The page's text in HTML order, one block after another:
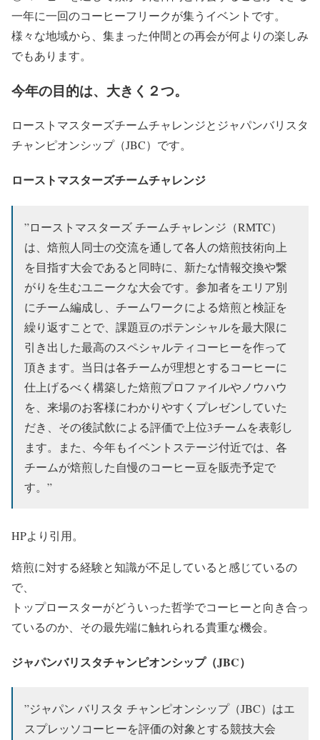
一年に一回のコーヒーフリークが集うイベントです。
様々な地域から、集まった仲間との再会が何よりの楽しみ
でもあります。
今年の目的は、大きく２つ。
ローストマスターズチームチャレンジとジャパンバリスタ
チャンピオンシップ（JBC）です。
ローストマスターズチームチャレンジ
”ローストマスターズ チームチャレンジ（RMTC）
は、焙煎人同士の交流を通して各人の焙煎技術向上
を目指す大会であると同時に、新たな情報交換や繋
がりを生むユニークな大会です。参加者をエリア別
にチーム編成し、チームワークによる焙煎と検証を
繰り返すことで、課題豆のポテンシャルを最大限に
引き出した最高のスペシャルティコーヒーを作って
頂きます。当日は各チームが理想とするコーヒーに
仕上げるべく構築した焙煎プロファイルやノウハウ
を、来場のお客様にわかりやすくプレゼンしていた
だき、その後試飲による評価で上位3チームを表彰し
ます。また、今年もイベントステージ付近では、各
チームが焙煎した自慢のコーヒー豆を販売予定で
す。”
HPより引用。
焙煎に対する経験と知識が不足していると感じているの
で、
トップロースターがどういった哲学でコーヒーと向き合っ
ているのか、その最先端に触れられる貴重な機会。
ジャパンバリスタチャンピオンシップ（JBC）
”ジャパン バリスタ チャンピオンシップ（JBC）はエ
スプレッソコーヒーを評価の対象とする競技大会